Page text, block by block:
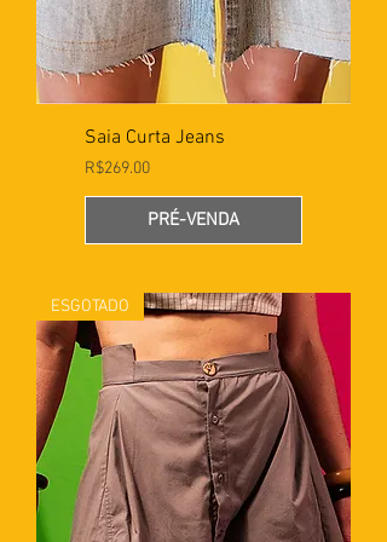
Saia Curta Jeans
Preço
R$269.00
PRÉ-VENDA
ESGOTADO